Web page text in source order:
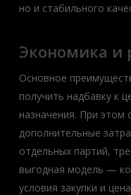
но и стабильного
Экономика и
Основное
получить надбавку к
назначения. При этом
дополнительные
отдельных партий,
выгодная модель —
условия закупки и